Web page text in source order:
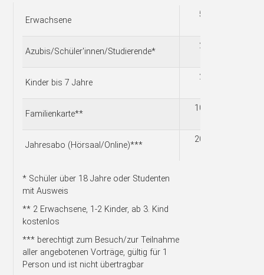
Erwachsene
5,00
Azubis/Schüler'innen/Studierende*
2,50
Kinder bis 7 Jahre
2,00
Familienkarte**
10,00
Jahresabo (Hörsaal/Online)***
20,00
* Schüler über 18 Jahre oder Studenten
mit Ausweis
** 2 Erwachsene, 1-2 Kinder, ab 3. Kind
kostenlos
*** berechtigt zum Besuch/zur Teilnahme
aller angebotenen Vorträge, gültig für 1
Person und ist nicht übertragbar